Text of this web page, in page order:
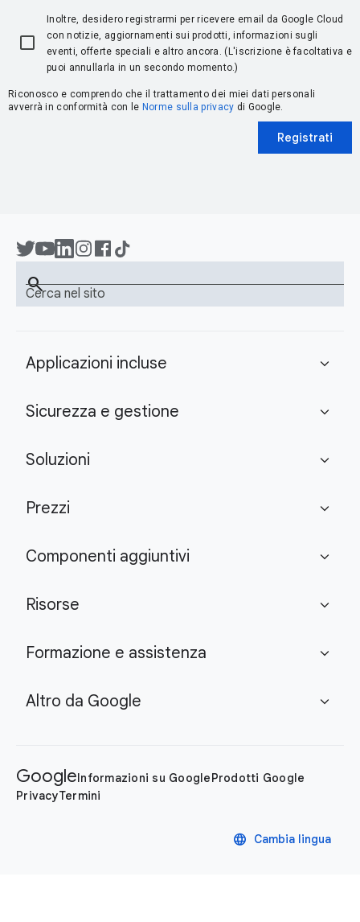
Inoltre, desidero registrarmi per ricevere email da Google Cloud
con notizie, aggiornamenti sui prodotti, informazioni sugli
eventi, offerte speciali e altro ancora. (L'iscrizione è facoltativa e
puoi annullarla in un secondo momento.)
Riconosco e comprendo che il trattamento dei miei dati personali
avverrà in conformità con le Norme sulla privacy di Google.
Registrati
Cerca nel sito
search
Applicazioni incluse expand_more
Sicurezza e gestione expand_more
Soluzioni expand_more
Prezzi expand_more
Componenti aggiuntivi expand_more
Risorse expand_more
Formazione e assistenza expand_more
Altro da Google expand_more
GoogleInformazioni su GoogleProdotti Google
PrivacyTermini
language Cambia lingua